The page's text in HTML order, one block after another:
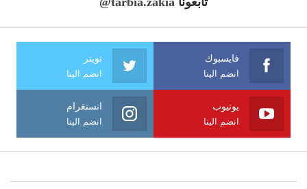
فايسبوك
انضم الينا
تويتر
انضم الينا
يوتيوب
انضم الينا
انستغرام
انضم الينا